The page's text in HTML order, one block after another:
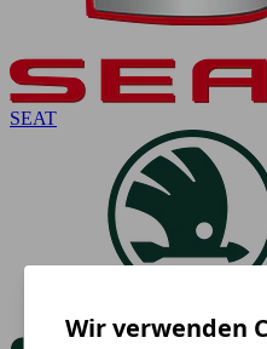
SEAT
Wir verwenden